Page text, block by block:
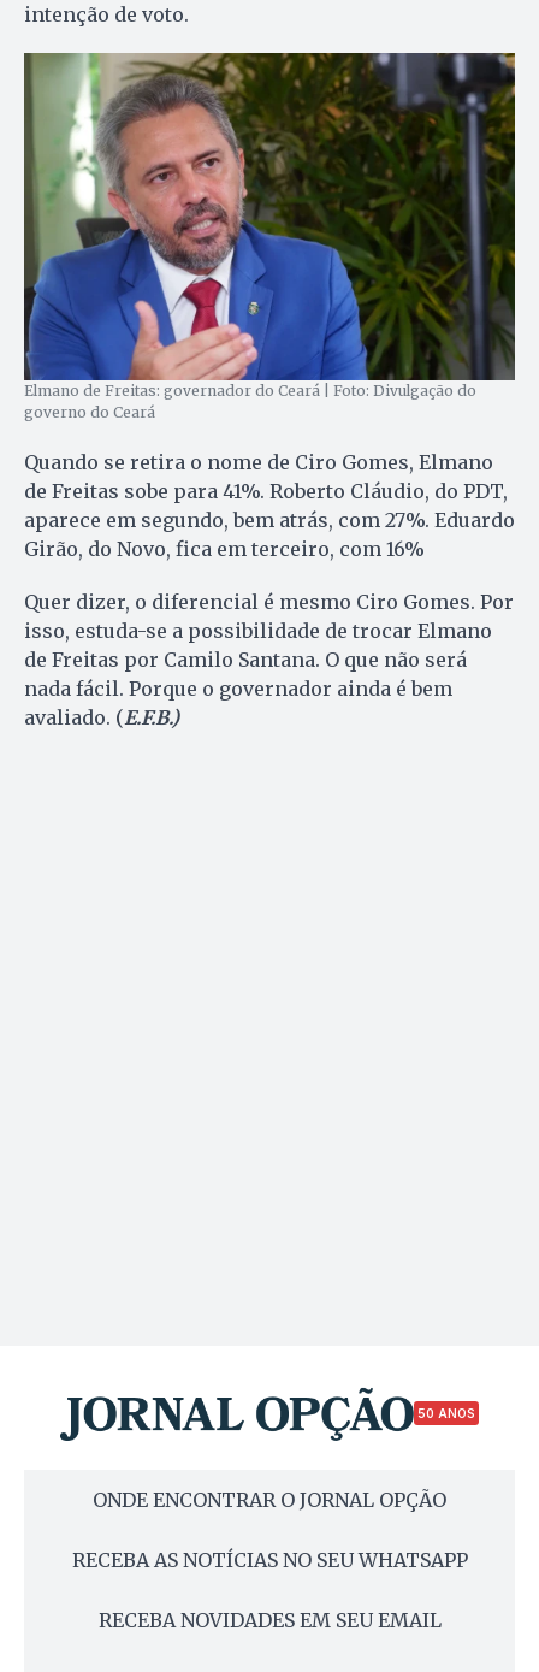
intenção de voto.
Elmano de Freitas: governador do Ceará | Foto: Divulgação do
governo do Ceará
Quando se retira o nome de Ciro Gomes, Elmano
de Freitas sobe para 41%. Roberto Cláudio, do PDT,
aparece em segundo, bem atrás, com 27%. Eduardo
Girão, do Novo, fica em terceiro, com 16%
Quer dizer, o diferencial é mesmo Ciro Gomes. Por
isso, estuda-se a possibilidade de trocar Elmano
de Freitas por Camilo Santana. O que não será
nada fácil. Porque o governador ainda é bem
avaliado. (E.F.B.)
50 ANOS
ONDE ENCONTRAR O JORNAL OPÇÃO
RECEBA AS NOTÍCIAS NO SEU WHATSAPP
RECEBA NOVIDADES EM SEU EMAIL